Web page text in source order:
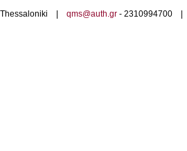
Thessaloniki | qms@auth.gr- 2310994700 |